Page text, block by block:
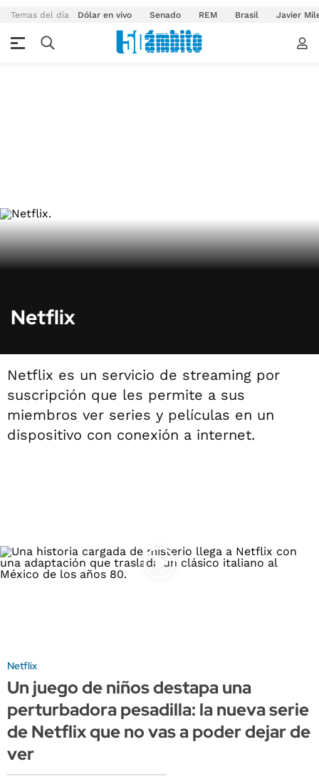
Temas del día Dólar en vivo Senado REM Brasil Javier
Netflix
Netflix es un servicio de streaming por
suscripción que les permite a sus
miembros ver series y películas en un
dispositivo con conexión a internet.
Netflix
Un juego de niños destapa una
perturbadora pesadilla: la nueva serie
de Netflix que no vas a poder dejar de
ver